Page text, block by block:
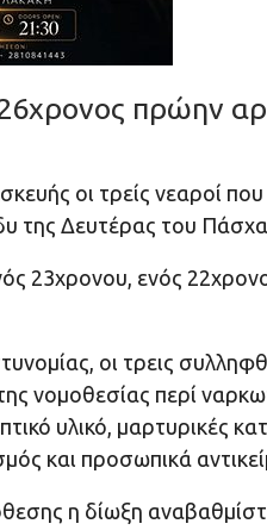
πρώην
οι τρείς νεαροί που
της Δευτέρας του
23χρονου, ενός
οι τρεις
νομοθεσίας περί
υλικό, μαρτυρικές
και προσωπικά
η δίωξη